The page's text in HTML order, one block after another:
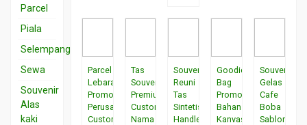
Parcel
Lebaran
Promosi
Perusahaan
Custom
Tas
Souvenir
Premium
Custom
Nama
Souvenir
Reuni
Tas
Sintetis,
Handle
Goodie
Bag
Promosi
Bahan
Kanvas
Souvenir
Gelas
Cafe
Boba
Sablon
Souvenir
50.001
<
rb
10rb
Undangan
Parcel
Piala
Selempang
Sewa
Souvenir
Alas
kaki